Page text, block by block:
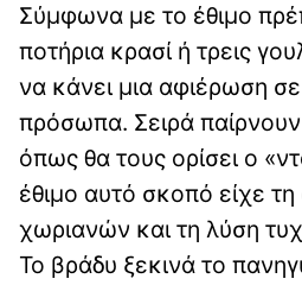
Σύμφωνα με το έθιμο
ποτήρια κρασί ή τρεις
να κάνει μια αφιέρωση σε
πρόσωπα. Σειρά παίρνουν
όπως θα τους ορίσει ο
έθιμο αυτό σκοπό είχε
χωριανών και τη λύση
Το βράδυ ξεκινά το